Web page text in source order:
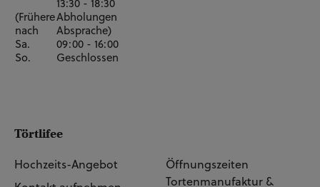
13:30 - 18:30
(FrühereAbholungen
nach
Absprache)
Sa.
09:00 - 16:00
So.
Geschlossen
Törtlifee
Hochzeits-Angebot
Öffnungszeiten
Tortenmanufaktur &